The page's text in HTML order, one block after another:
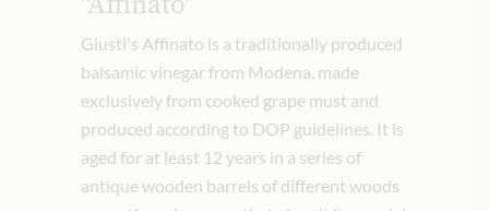
Giusti's Affinato is a traditionally produced
balsamic vinegar from Modena, made
exclusively from cooked grape must and
produced according to DOP guidelines. It is
aged for at least 12 years in a series of
antique wooden barrels of different woods